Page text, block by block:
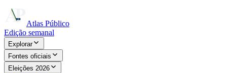
Atlas Público
Edição semanal
Explorar
Fontes oficiais
Eleições 2026